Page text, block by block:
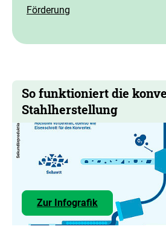
Förderung
So funktioniert die
Stahlherstellung
Zur Infografik